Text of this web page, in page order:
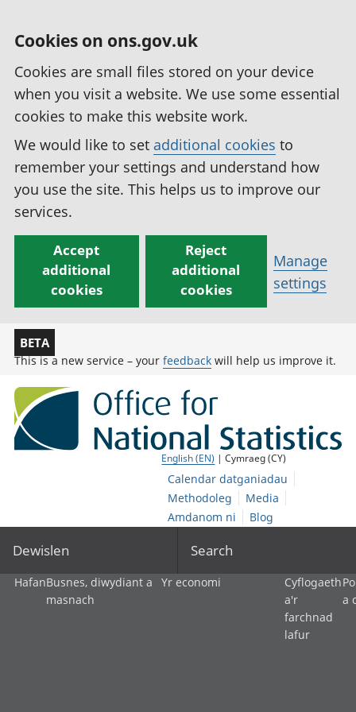
Cookies on ons.gov.uk
Cookies are small files stored on your device
when you visit a website. We use some essential
cookies to make this website work.
We would like to set additional cookies to
remember your settings and understand how
you use the site. This helps us to improve our
services.
Accept
additional
cookies
Reject
additional
cookies
Manage
settings
BETA
This is a new service – your feedback will help us improve it.
English (EN) | Cymraeg (CY)
Calendar datganiadau
Methodoleg
Media
Amdanom ni
Blog
Dewislen Search
HafanBusnes, diwydiant a
masnach
Yr economi
Cyflogaeth
a'r
farchnad
lafur
a